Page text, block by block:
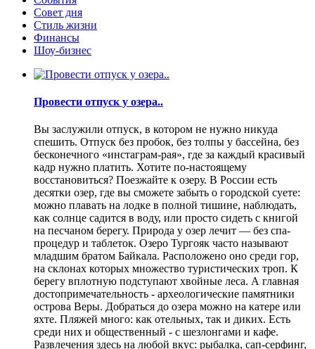
Совет дня
Стиль жизни
Финансы
Шоу-бизнес
Провести отпуск у озера..
Вы заслужили отпуск, в котором не нужно никуда
спешить. Отпуск без пробок, без толпы у бассейна, без
бесконечного «инстаграм-рая», где за каждый красивый
кадр нужно платить. Хотите по-настоящему
восстановиться? Поезжайте к озеру. В России есть
десятки озер, где вы сможете забыть о городской суете:
можно плавать на лодке в полной тишине, наблюдать,
как солнце садится в воду, или просто сидеть с книгой
на песчаном берегу. Природа у озер лечит — без спа-
процедур и таблеток. Озеро Тургояк часто называют
младшим братом Байкала. Расположено оно среди гор,
на склонах которых множество туристических троп. К
берегу вплотную подступают хвойные леса. А главная
достопримечательность - археологические памятники
острова Веры. Добраться до озера можно на катере или
яхте. Пляжей много: как отельных, так и диких. Есть
среди них и общественный - с шезлонгами и кафе.
Развлечения здесь на любой вкус: рыбалка, сап-серфинг,